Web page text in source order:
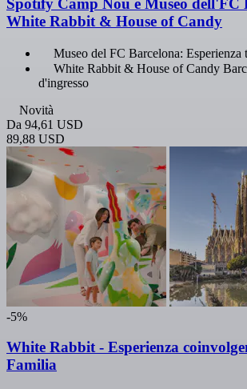
Spotify Camp Nou e Museo dell'FC
White Rabbit & House of Candy
Museo del FC Barcelona: Esperienza
White Rabbit & House of Candy
d'ingresso
Novità
Da 94,61 USD
89,88 USD
-5%
White Rabbit - Esperienza
Familia